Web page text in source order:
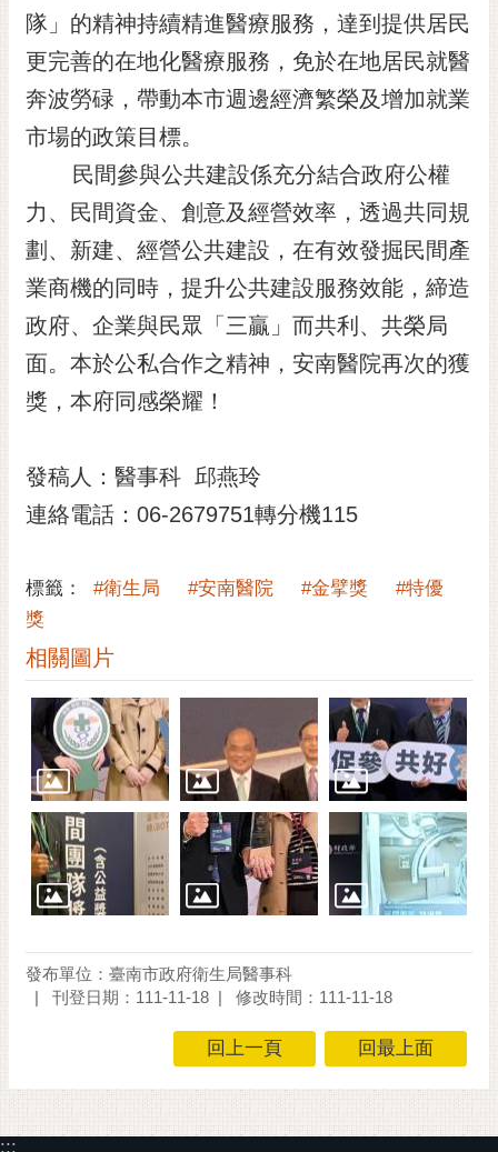
日
本
隱
及
安
全
政
策
網
資
放
宣
市
府
交
通
位
置
隊」的精神持續精進醫療服務，達到提供居民
更完善的在地化醫療服務，免於在地居民就醫
奔波勞碌，帶動本市週邊經濟繁榮及增加就業
市場的政策目標。
民間參與公共建設係充分結合政府公權
力、民間資金、創意及經營效率，透過共同規
劃、新建、經營公共建設，在有效發掘民間產
業商機的同時，提升公共建設服務效能，締造
政府、企業與民眾「三贏」而共利、共榮局
面。本於公私合作之精神，安南醫院再次的獲
獎，本府同感榮耀！
發稿人：醫事科 邱燕玲
連絡電話：06-2679751轉分機115
標籤： #衛生局 #安南醫院 #金擘獎
#特優
獎
相關圖片
發布單位：臺南市政府衛生局醫事科
刊登日期：111-11-18
修改時間：111-11-18
回上一頁 回最上面
:::